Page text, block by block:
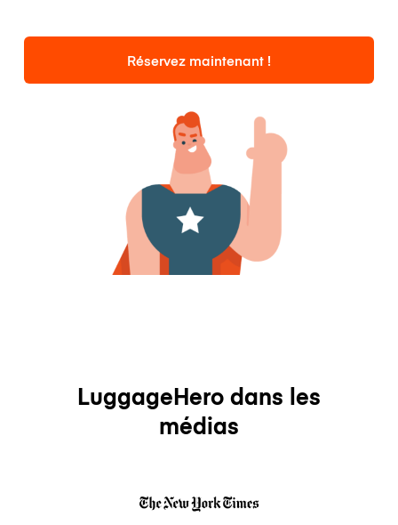
Réservez maintenant !
LuggageHero dans les
médias